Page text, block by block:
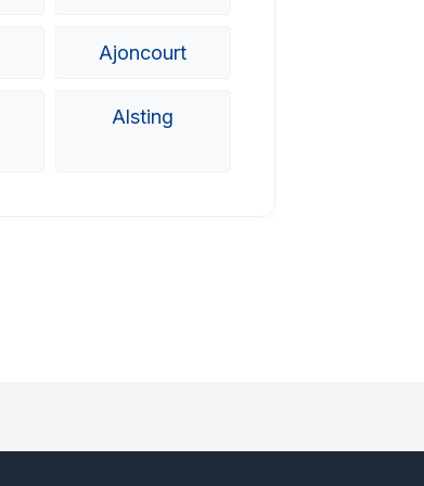
Ajoncourt
Alsting